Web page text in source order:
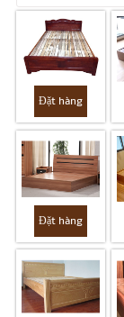
Đặt hàng
Đặt hàng